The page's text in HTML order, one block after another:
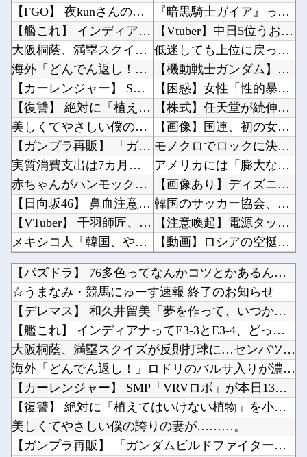
【FGO】 夜kunさんのモルガンイラスト！！ 蝶の羽好きです！
【艦これ】 インディアナってE3-3とE3-4、どっちで掘ってるでち？
大阪桐蔭、満塁スクイズが反則打球に…センバツ王者が4回戦敗退
海外「どんでん返し！」ロドリのバルサ入りが濃厚になって海外大騒ぎ！（海外の反応）
【カーレンジャー】 SMP「VRVロボ」が本日13時より予約受付開始！！プレミアムバンダイ...
【復讐】 絶対に「植えてはいけない植物」を小学校に植えた→20年経って見に行くと…「！？」...
美しくてやさしい僕の誇りの妻が………。
【ガンプラ再販】 「ガンダムビルドファイターズ 選抜選挙」【本日投票開始】
実質消費支出は7カ月連続のマイナス、前年同月比3.3%減－6月
赤ちゃんがハンモックで寝ていた。淡々と静かに作業中 → 無心な労働者の顔はこちらです…
【日向坂46】 鼻血注意... 正源司陽子、かほりん写真集に大興奮
【VTuber】 千羽師匠、Grokに自分の気持ち悪いツイート聞くやつやってるのかなって思...
メキシコ人「韓国、やめておけ」元日本代表指揮官、韓国代表の新監督有力候補に急浮上！【海外の...
【極旨牛鉄板】 吉野家のステーキ定食1500円、ガチで美味そうｗｗｗ
日本旅行キャンセルすべきか…1万年ぶり史上最大級の火山の兆し＝韓国の反応
全国展開の安価な外食チェーンには全く魅力を感じない。どこにでもあるような店選ぶ人の気持ちが...
Powered by livedoor 相互RSS
『暗黒騎士ガイア』って今思えば微妙なカードだよな他
【Vtuber】中日5位うおおおおおおおおおおおおおおおお他
低迷しても上位に戻ってこられるマクラーレンと戻ってこられないウィリアムズは何が違うの他
【機動戦士ガンダム】アムロ「俺は前から、シャアのパートナーには包容力のある女性が良いと思っ...
【困惑】女性「性的暴行された」検事さん「ほんまか？」→疑った検事さんを裁判で訴える・・・・...
【株式】任天堂が続伸 1Q決算の大幅増益を素直に評価他
【画像】国連、初の女性総長が誕生か この2人の一騎打ちになりそう他
モノクロでロックに決める池田瑛紗ちゃんが強すぎる！！！【乃木坂46】他
アメリカには「膨大な量の兵器がある」トランプ大統領が主張…在庫枯渇の報道受け！他
【画像あり】ディズニーの「おいなり巻（600円）」、卑猥すぎて賛否両論ｗｗｗｗｗ他
韓国のサッカー協会、W杯予選等を裁くために訪韓した外国人審判を「性接待」していた……大して...
【注意喚起】電源タップの寿命の目安は3〜5年です他
【動画】ロシアの空挺兵、パラシュートが開かずに墜落してしまう。他
ヒステリックな嫁に嫌気がさしていたころに8歳下の女と出会った。数年はただの知り合いなけだっ...
【悲報】みい山の作者さん、なぜか消しまくる他
【ウマ娘】同じ女性トレーナーでも運命の対比が美しい…【スタブロ第63話】他
ジャンポケ斉藤「同意があったんです。本当です。信じて下さい」 ←何でこの主張が通らないの？...
【速報】ホロライブのVtuber、劇場版メイドインアビスの主題歌決定wwwwwwwwww他
【衝撃】100万部を切ったジャンプが最強部数653万部を記録した時の週刊少年ジャンプの面子...
【ニュース】 韓国が熊本被災地に水を支援 ⇒ トイレの水にｗｗｗｗｗｗｗ他
【ラブライブ！】瑠璃乃とみおんのメスガキ対決【蓮ノ空】他
【パズドラ】 76多色ってなんかコツとかあるんかね 完全に並...
☆うまなみ・競馬にゅーす速報 終了のお知らせ
【デレマス】 和久井留美「夢を作って、いつか遊んで」
【艦これ】 インディアナってE3-3とE3-4、どっちで掘っ...
大阪桐蔭、満塁スクイズが反則打球に…センバツ王者が4回戦敗退
海外「どんでん返し！」ロドリのバルサ入りが濃厚になって海外大...
【カーレンジャー】 SMP「VRVロボ」が本日13時より予約...
【復讐】 絶対に「植えてはいけない植物」を小学校に植えた→2...
美しくてやさしい僕の誇りの妻が………。
【ガンプラ再販】 「ガンダムビルドファイターズ 選抜選挙」【...